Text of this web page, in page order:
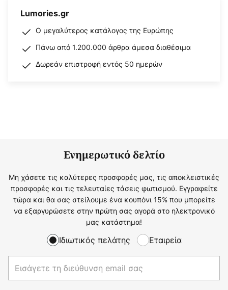
Lumories.gr
Ο μεγαλύτερος κατάλογος της Ευρώπης
Πάνω από 1.200.000 άρθρα άμεσα διαθέσιμα
Δωρεάν επιστροφή εντός 50 ημερών
Ενημερωτικό δελτίο
Μη χάσετε τις καλύτερες προσφορές μας, τις αποκλειστικές
προσφορές και τις τελευταίες τάσεις φωτισμού. Εγγραφείτε
τώρα και θα σας στείλουμε ένα κουπόνι 15% που μπορείτε
να εξαργυρώσετε στην πρώτη σας αγορά στο ηλεκτρονικό
μας κατάστημα!
Ιδιωτικός πελάτης Εταιρεία